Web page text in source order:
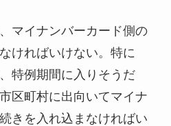
マイナンバーカード側の
ければいけない。特に
特例期間に入りそうだ
区町村に出向いてマイナ
きを入れ込まなければい